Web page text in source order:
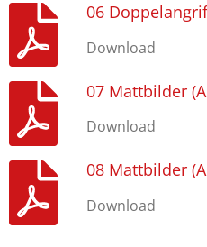
06
Download
07 Mattbilder
Download
08 Mattbilder
Download